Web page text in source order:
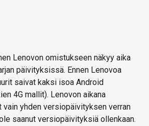
Lenovon omistukseen näkyy aika
päivityksissä. Ennen Lenovoa
saivat kaksi isoa Android
4G mallit). Lenovon aikana
yhden versiopäivityksen verran
saanut versiopäivityksiä ollenkaan.